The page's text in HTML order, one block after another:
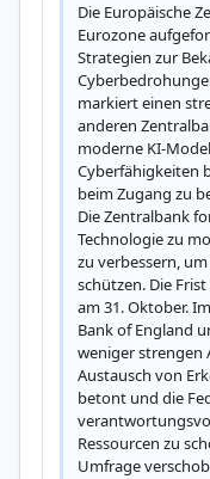
Die Europäische
Eurozone
Strategien zur
markiert einen
anderen
moderne KI-
Cyberfähigkeiten
beim Zugang zu
Die Zentralbank
Technologie zu
zu verbessern,
schützen. Die
am 31. Oktober.
Bank of England
weniger strengen
Austausch von
betont und die
Ressourcen zu
Umfrage